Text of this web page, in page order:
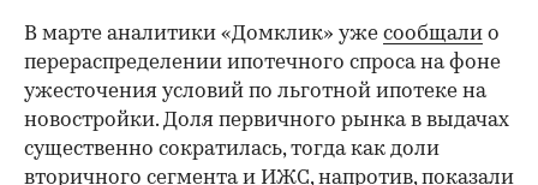
В марте аналитики «Домклик» уже сообщали о
перераспределении ипотечного спроса на фоне
ужесточения условий по льготной ипотеке на
новостройки. Доля первичного рынка в выдачах
существенно сократилась, тогда как доли
вторичного сегмента и ИЖС, напротив, показали